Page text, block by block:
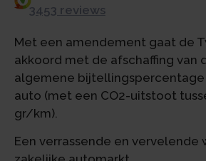
3453 reviews
Met een amendement gaat de
akkoord met de afschaffing van
algemene
auto (met een CO2-uitstoot
gr/km).
Een verrassende en vervelende